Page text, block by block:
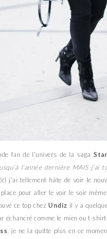
fan de l’univers de la saga
l’année dernière MAIS
) j’ai tellement hâte de voir le
pour aller le voir le soir
ce top chez Undiz il y a
échancré comme le mien ou t-
, je ne la quitte plus en ce